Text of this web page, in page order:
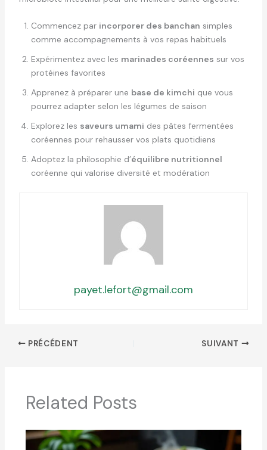
Commencez par incorporer des banchan simples
comme accompagnements à vos repas habituels
Expérimentez avec les marinades coréennes sur vos
protéines favorites
Apprenez à préparer une base de kimchi que vous
pourrez adapter selon les légumes de saison
Explorez les saveurs umami des pâtes fermentées
coréennes pour rehausser vos plats quotidiens
Adoptez la philosophie d’équilibre nutritionnel
coréenne qui valorise diversité et modération
payet.lefort@gmail.com
PRÉCÉDENT SUIVANT
Related Posts